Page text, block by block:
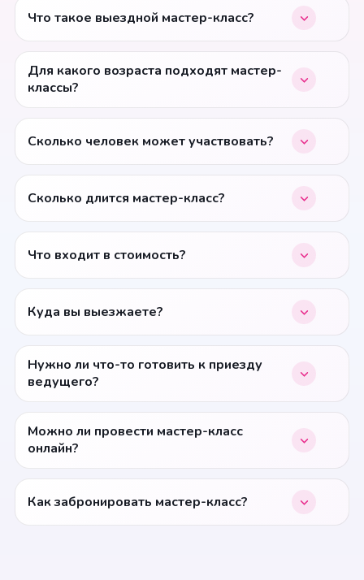
Что такое выездной мастер-класс?
Для какого возраста подходят мастер-
классы?
Сколько человек может участвовать?
Сколько длится мастер-класс?
Что входит в стоимость?
Куда вы выезжаете?
Нужно ли что-то готовить к приезду
ведущего?
Можно ли провести мастер-класс
онлайн?
Как забронировать мастер-класс?